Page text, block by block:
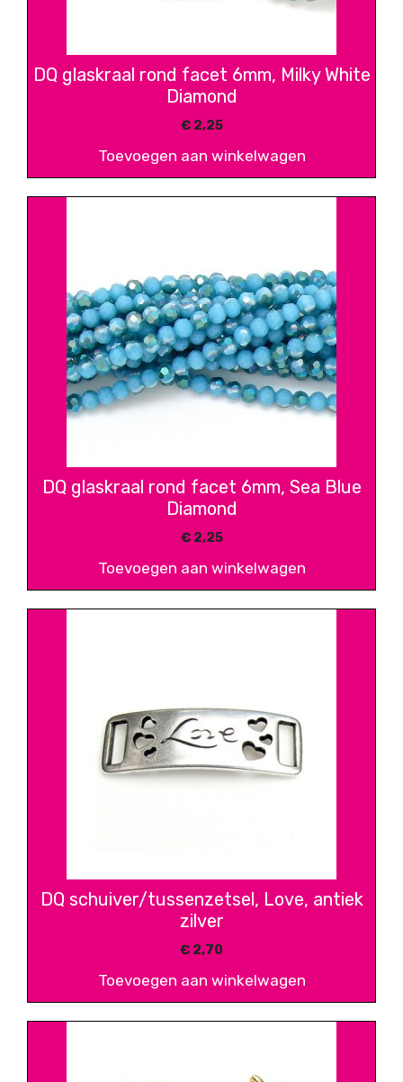
DQ glaskraal rond facet 6mm, Milky White
Diamond
€2,25
Toevoegen aan winkelwagen
DQ glaskraal rond facet 6mm, Sea Blue
Diamond
€2,25
Toevoegen aan winkelwagen
DQ schuiver/tussenzetsel, Love, antiek
zilver
€ 2,70
Toevoegen aan winkelwagen